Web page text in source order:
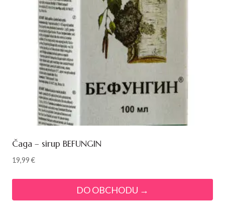
Čaga – sirup BEFUNGIN
19,99€
DO OBCHODU →